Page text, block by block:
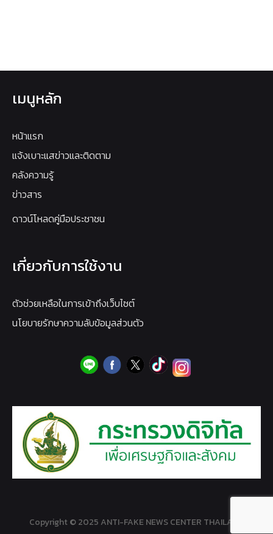
เมนูหลัก
หน้าแรก
แจ้งเบาะแสข่าวและติดตาม
คลังความรู้
ข่าวสาร
ดาวน์โหลดคู่มือประชาชน
เกี่ยวกับการใช้งาน
ตัวช่วยเหลือในการเข้าถึงเว็บไซต์
นโยบายรักษาความลับข้อมูลส่วนตัว
Copyright © 2025 ANTI-FAKE NEWS CENTER THAILAND